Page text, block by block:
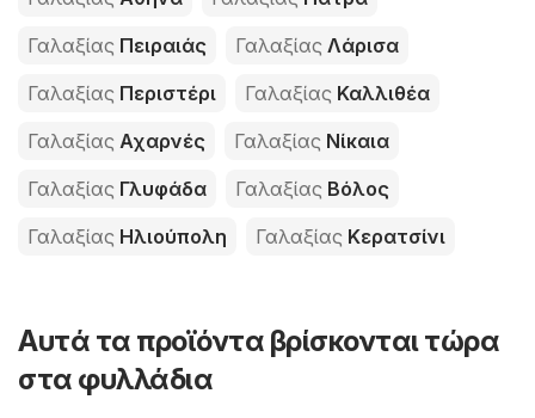
Γαλαξίας Πειραιάς Γαλαξίας Λάρισα
Γαλαξίας Περιστέρι Γαλαξίας Καλλιθέα
Γαλαξίας Αχαρνές Γαλαξίας Νίκαια
Γαλαξίας Γλυφάδα Γαλαξίας Βόλος
Γαλαξίας Ηλιούπολη Γαλαξίας Κερατσίνι
Αυτά τα προϊόντα βρίσκονται τώρα
στα φυλλάδια